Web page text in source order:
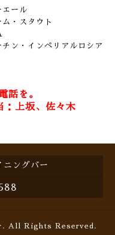
ール
・スタウト
ン・インペリアルロシア
話を。
上坂、佐々木
ニングバー
. All Rights Reserved.